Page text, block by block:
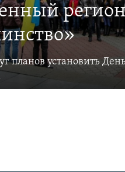
планов установить